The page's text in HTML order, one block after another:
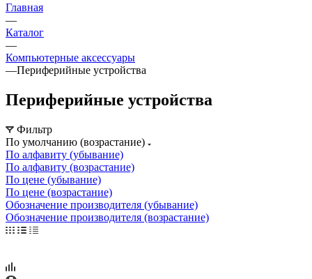
Главная
—
Каталог
—
Компьютерные аксессуары
—Периферийные устройства
Периферийные устройства
Фильтр
По умолчанию (возрастание)
По алфавиту (убывание)
По алфавиту (возрастание)
По цене (убывание)
По цене (возрастание)
Обозначение производителя (убывание)
Обозначение производителя (возрастание)